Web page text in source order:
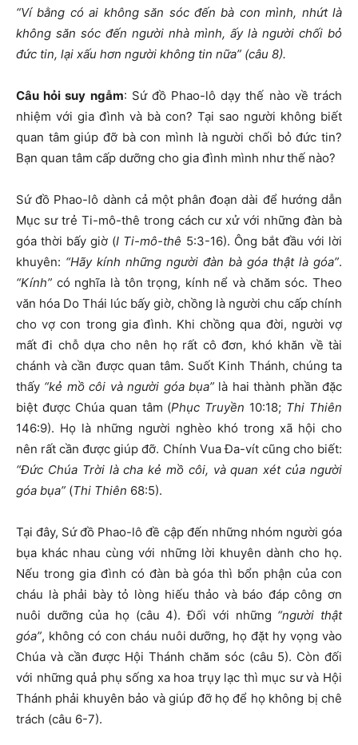
“Ví bằng có ai không săn sóc đến bà con mình, nhứt là
không săn sóc đến người nhà mình, ấy là người chối bỏ
đức tin, lại xấu hơn người không tin nữa” (câu 8).
Câu hỏi suy ngẫm: Sứ đồ Phao-lô dạy thế nào về trách
nhiệm với gia đình và bà con? Tại sao người không biết
quan tâm giúp đỡ bà con mình là người chối bỏ đức tin?
Bạn quan tâm cấp dưỡng cho gia đình mình như thế nào?
Sứ đồ Phao-lô dành cả một phân đoạn dài để hướng dẫn
Mục sư trẻ Ti-mô-thê trong cách cư xử với những đàn bà
góa thời bấy giờ (I Ti-mô-thê 5:3-16). Ông bắt đầu với lời
khuyên: “Hãy kính những người đàn bà góa thật là góa”.
“Kính” có nghĩa là tôn trọng, kính nể và chăm sóc. Theo
văn hóa Do Thái lúc bấy giờ, chồng là người chu cấp chính
cho vợ con trong gia đình. Khi chồng qua đời, người vợ
mất đi chỗ dựa cho nên họ rất cô đơn, khó khăn về tài
chánh và cần được quan tâm. Suốt Kinh Thánh, chúng ta
thấy “kẻ mồ côi và người góa bụa”là hai thành phần đặc
biệt được Chúa quan tâm (Phục Truyền 10:18; Thi Thiên
146:9). Họ là những người nghèo khó trong xã hội cho
nên rất cần được giúp đỡ. Chính Vua Đa-vít cũng cho biết:
“Đức Chúa Trời là cha kẻ mồ côi, và quan xét của người
góa bụa” (Thi Thiên 68:5).
Tại đây, Sứ đồ Phao-lô đề cập đến những nhóm người góa
bụa khác nhau cùng với những lời khuyên dành cho họ.
Nếu trong gia đình có đàn bà góa thì bổn phận của con
cháu là phải bày tỏ lòng hiếu thảo và báo đáp công ơn
nuôi dưỡng của họ (câu 4). Đối với những “người thật
góa”, không có con cháu nuôi dưỡng, họ đặt hy vọng vào
Chúa và cần được Hội Thánh chăm sóc (câu 5). Còn đối
với những quả phụ sống xa hoa trụy lạc thì mục sư và Hội
Thánh phải khuyên bảo và giúp đỡ họ để họ không bị chê
trách (câu 6-7).